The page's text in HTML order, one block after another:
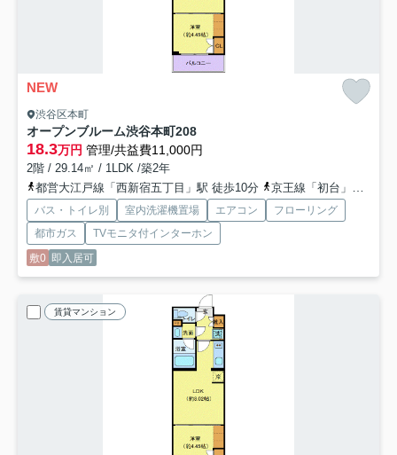
NEW
渋谷区本町
オープンブルーム渋谷本町208
18.3万円 管理/共益費11,000円
2階 / 29.14㎡ / 1LDK /築2年
都営大江戸線「西新宿五丁目」駅 徒歩10分
京王線「初台」駅 徒歩14分
バス・トイレ別 室内洗濯機置場 エアコン
フローリング
都市ガス
TVモニタ付インターホン
敷0 即入居可
賃貸マンション